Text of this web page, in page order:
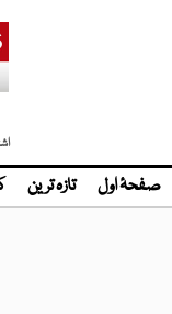
صفحۂ اول تازہ ترین